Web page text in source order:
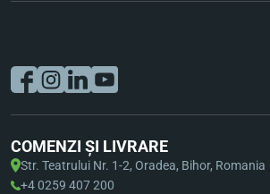
COMENZI ȘI LIVRARE
Str. Teatrului Nr. 1-2, Oradea, Bihor, Romania
+4 0259 407 200